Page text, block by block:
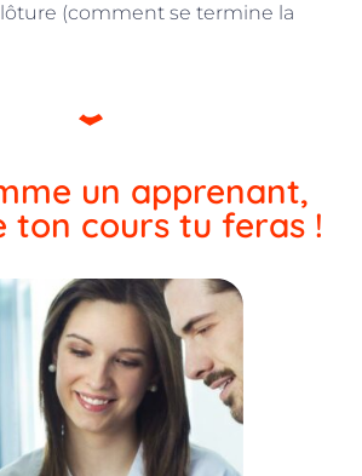
(comment se termine la
un apprenant,
ton cours tu feras !